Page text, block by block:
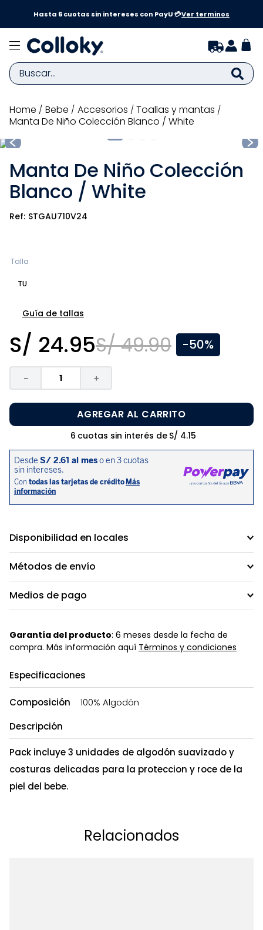
Hasta 6 cuotas sin intereses con PayU 💳Ver terminos
Buscar...
bebe accesorios
toallas y mantas
Manta De Niño Colección Blanco / White
Manta De Niño Colección
Blanco / White
STGAU710V24
Talla
TU
Guía de tallas
S/ 24.95S/ 49.90 -50%
＋
－
AGREGAR AL CARRITO
6 cuotas sin interés de S/ 4.15
Disponibilidad en locales
Métodos de envío
Medios de pago
Garantía del producto: 6 meses desde la fecha de
compra. Más información aquí Términos y condiciones
Especificaciones
Composición
100% Algodón
Descripción
Pack incluye 3 unidades de algodón suavizado y
costuras delicadas para la proteccion y roce de la
piel del bebe.
Relacionados
TÉRMINOS MÁS BUSCADOS
1.
zapatillas niña
2.
3
medias
4.
sandalias
disney